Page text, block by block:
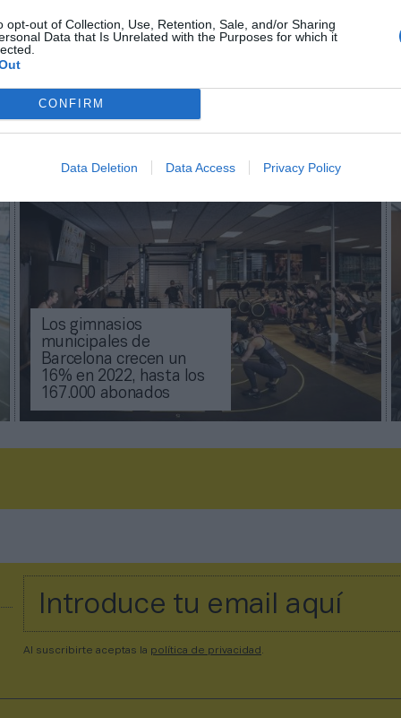
opt-out of Collection, Use, Retention, Sale, and/or Sharing
Data that Is Unrelated with the Purposes for which it
CONFIRM
Data Deletion Data Access Privacy Policy
¡Suscríbete! Inicia sesión
Los gimnasios
municipales de
Barcelona crecen un
16% en 2022, hasta los
167.000 abonados
Al suscribirte aceptas la política de privacidad